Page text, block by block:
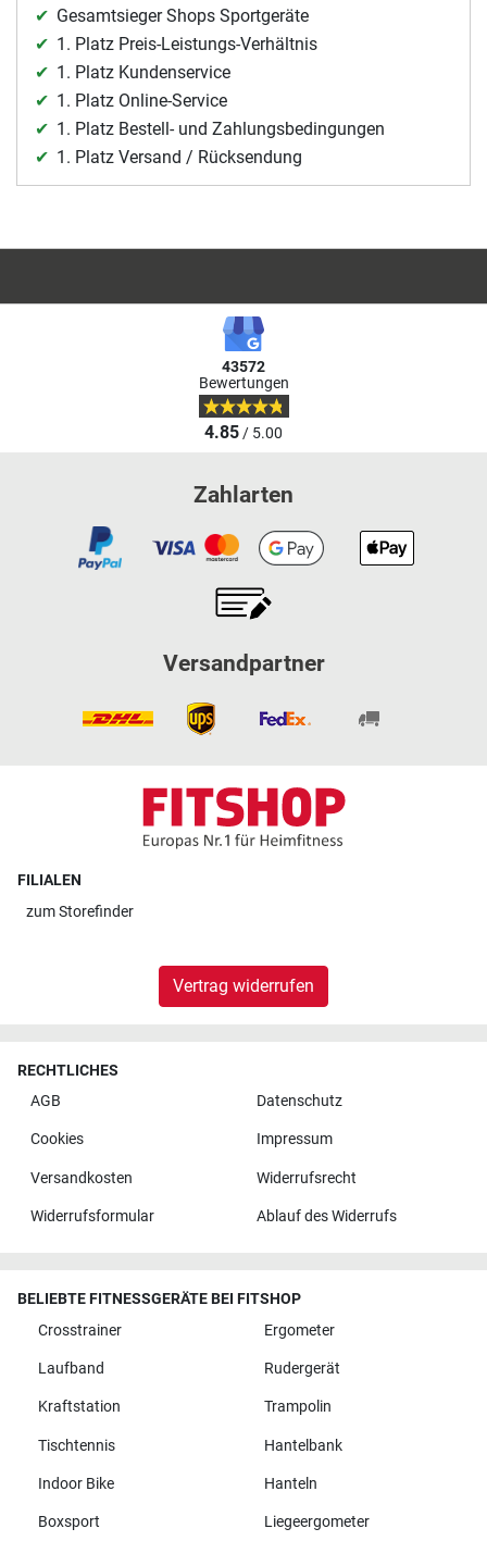
Gesamtsieger Shops Sportgeräte
1. Platz Preis-Leistungs-Verhältnis
1. Platz Kundenservice
1. Platz Online-Service
1. Platz Bestell- und Zahlungsbedingungen
1. Platz Versand / Rücksendung
43572
Bewertungen
4.85/ 5.00
Zahlarten
Versandpartner
FILIALEN
zumStorefinder
Vertrag widerrufen
RECHTLICHES
AGB
Datenschutz
Cookies Impressum
Versandkosten Widerrufsrecht
Widerrufsformular Ablauf des Widerrufs
BELIEBTE FITNESSGERÄTE BEI FITSHOP
Crosstrainer
Ergometer
Laufband Rudergerät
Kraftstation Trampolin
Tischtennis Hantelbank
Indoor Bike Hanteln
Boxsport Liegeergometer